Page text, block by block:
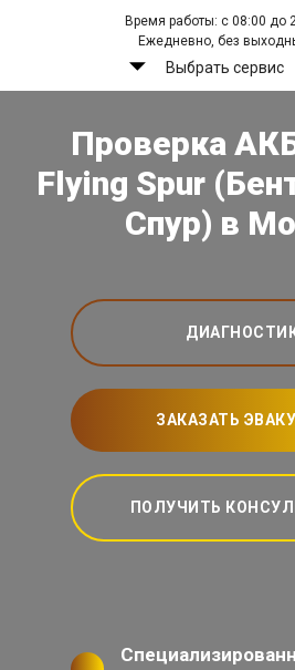
Время работы: с 08:00 до
Ежедневно, без
Выбрать сервис
Проверка
Flying Spur
Спур) в
ЗАКАЗАТЬ
ПОЛУЧИТЬ